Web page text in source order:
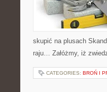
skupić na plusach
raju… Załóżmy, iż
CATEGORIES: BROŃ I